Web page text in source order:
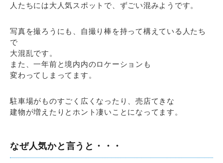
人たちには大人気スポットで、ずごい混みようです。
写真を撮ろうにも、自撮り棒を持って構えている人たち
で
大混乱です。
また、一年前と境内内のロケーションも
変わってしまってます。
駐車場がものすごく広くなったり、売店てきな
建物が増えたりとホント凄いことになってます。
なぜ人気かと言うと・・・